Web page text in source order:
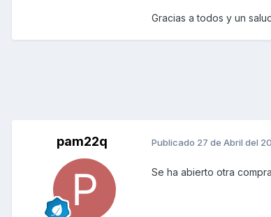
Gracias a todos y un
pam22q Publicado 27 de Abril del
Se ha abierto otra